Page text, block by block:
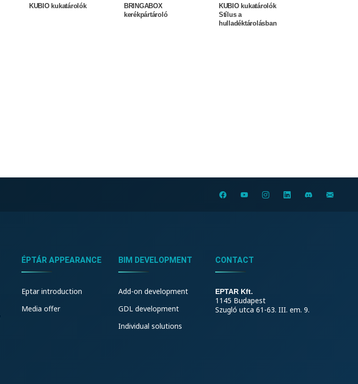
KUBIO kukatárolók
BRINGABOX
kerékpártároló
KUBIO kukatárolók
Stílus a
hulladéktárolásban
ÉPTÁR APPEARANCE
Eptar introduction
Media offer
BIM DEVELOPMENT
Add-on development
GDL development
Individual solutions
CONTACT
EPTAR Kft.
1145 Budapest
Szugló utca 61-63. III. em. 9.